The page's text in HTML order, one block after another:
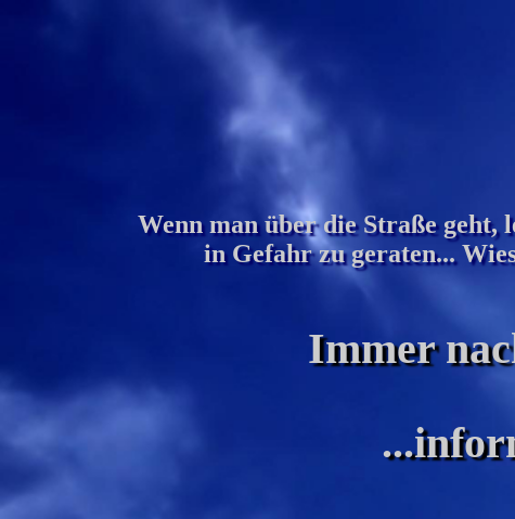
Wenn man über die Straße
in Gefahr zu geraten...
Immer